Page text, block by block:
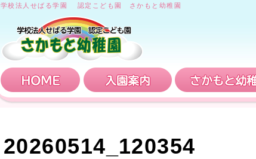
学校法人せばる学園 認定こども園 さかもと幼稚園
HOME 入園案内
20260514_120354